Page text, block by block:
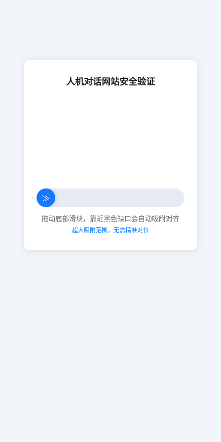
人机对话网站安全验证
≫
拖动底部滑块，靠近黑色缺口会自动吸附对齐
超大吸附范围，无需精准对位